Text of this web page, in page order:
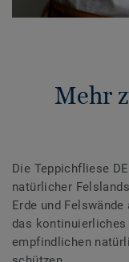
Mehr
Die Teppichfliese
natürlicher
Erde und
das kontinuierliches
empfindlichen